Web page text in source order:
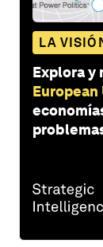
LA
Explora y
European